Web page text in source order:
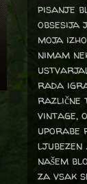
pisanje
obsesija
moja
nimam
rada
različne
vintage,
uporabe
ljubezen
našem
za vsak